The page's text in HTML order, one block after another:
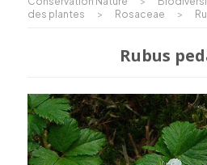
des plantes
> Rosaceae >
Rubus